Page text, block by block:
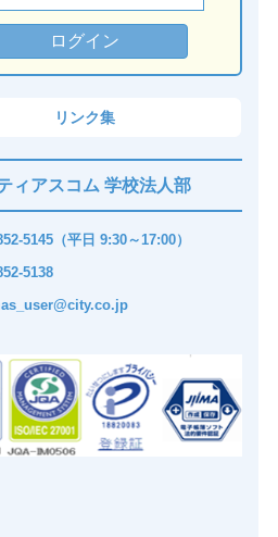
リンク集
ィアスコム 学校法人部
5145（平日 9:30～17:00）
5138